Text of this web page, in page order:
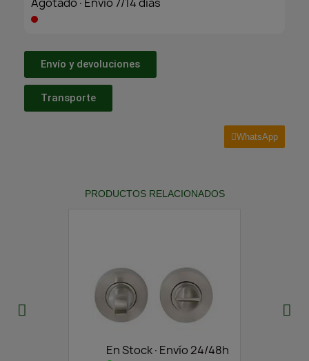
Envío y devoluciones
Transporte
WhatsApp
PRODUCTOS RELACIONADOS
En Stock·Envío 24/48h